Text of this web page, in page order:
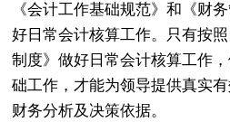
《会计工作基础规范》和《财
好日常会计核算工作。只有按
制度》做好日常会计核算工作
础工作，才能为领导提供真实
财务分析及决策依据。